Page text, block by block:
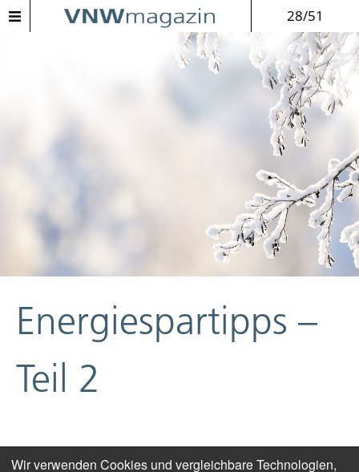
28/51
Energiespartipps –
Teil 2
Wir verwenden Cookies und vergleichbare Technologien,